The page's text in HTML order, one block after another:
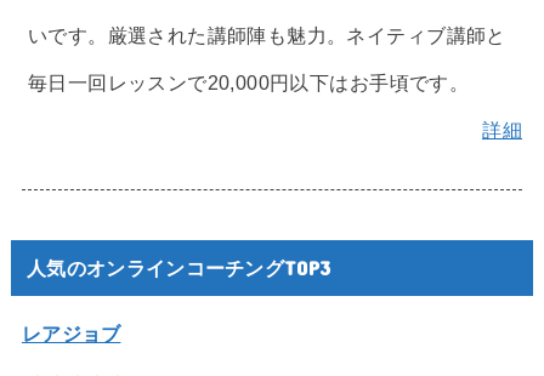
いです。厳選された講師陣も魅力。ネイティブ講師と
毎日一回レッスンで20,000円以下はお手頃です。
詳細
人気のオンラインコーチングTOP3
レアジョブ